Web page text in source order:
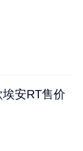
安RT售价